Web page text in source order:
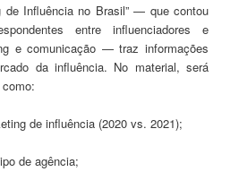
de Influência no Brasil” — que contou
entre influenciadores e
e comunicação — traz informações
da influência. No material, será
de influência (2020 vs. 2021);
de agência;